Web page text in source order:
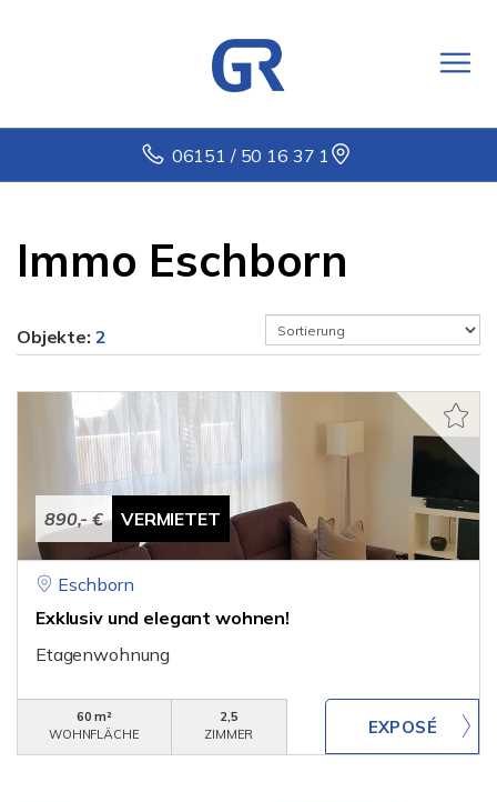
06151 / 50 16 37 1
Immo Eschborn
Objekte: 2
890,- € VERMIETET
Eschborn
Exklusiv und elegant wohnen!
Etagenwohnung
60 m²
WOHNFLÄCHE
2,5
ZIMMER